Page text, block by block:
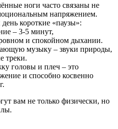
ноги часто связаны не
напряжением.
короткие «паузы»:
– 3‑5 минут,
и спокойном дыхании.
музыку – звуки природы,
треки.
головы и плеч – это
и способно косвенно
вам не только физически, но